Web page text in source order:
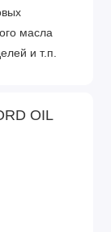
масла
и т.п.
OIL